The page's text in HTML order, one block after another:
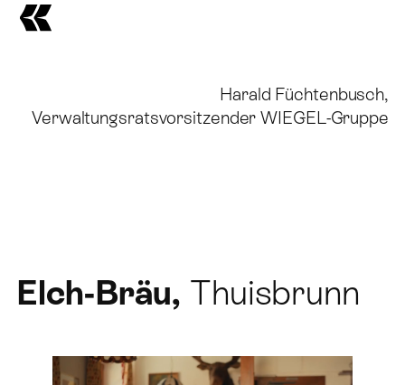
Harald Füchtenbusch,
Verwaltungsratsvorsitzender WIEGEL-Gruppe
Elch-Bräu, Thuisbrunn